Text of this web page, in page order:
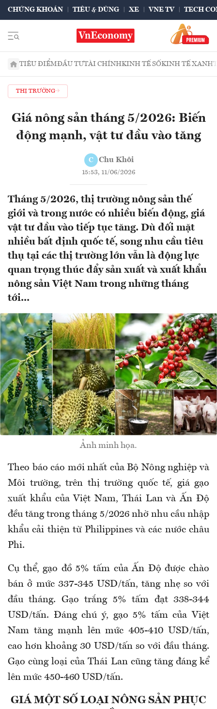
CHỨNG KHOÁN TIÊU & DÙNG XE VNE TV TECH
TIÊU ĐIỂMĐẦU TƯTÀI CHÍNHKINH TẾ SỐKINH TẾ XANH
THỊ TRƯỜNG
Giá nông sản tháng 5/2026: Biến
động mạnh, vật tư đầu vào tăng
C Chu Khôi
15:53, 11/06/2026
Tháng 5/2026, thị trường nông sản thế
giới và trong nước có nhiều biến động, giá
vật tư đầu vào tiếp tục tăng. Dù đối mặt
nhiều bất định quốc tế, song nhu cầu tiêu
thụ tại các thị trường lớn vẫn là động lực
quan trọng thúc đẩy sản xuất và xuất khẩu
nông sản Việt Nam trong những tháng
tới...
Ảnh minh họa.
Theo báo cáo mới nhất của Bộ Nông nghiệp và
Môi trường, trên thị trường quốc tế, giá gạo
xuất khẩu của Việt Nam, Thái Lan và Ấn Độ
đều tăng trong tháng 5/2026nhờ nhu cầu nhập
khẩu cải thiện từ Philippines và các nước châu
Phi.
Cụ thể, gạo đồ 5% tấm của Ấn Độ được chào
bán ở mức 337-345 USD/tấn, tăng nhẹ so với
đầu tháng. Gạo trắng 5% tấm đạt 338-344
USD/tấn. Đáng chú ý, gạo 5% tấm của Việt
Nam tăng mạnh lên mức 405-410 USD/tấn,
cao hơn khoảng 30 USD/tấn so với đầu tháng.
Gạo cùng loại của Thái Lan cũng tăng đáng kể
lên mức 450-460 USD/tấn.
GIÁ MỘT SỐ LOẠI NÔNG SẢN PHỤC